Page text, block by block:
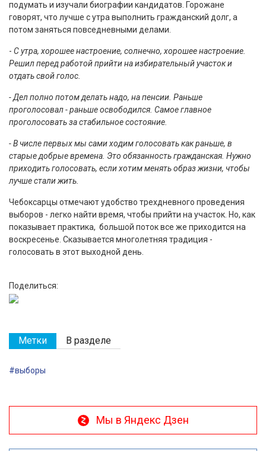
подумать и изучали биографии кандидатов. Горожане
говорят, что лучше с утра выполнить гражданский долг, а
потом заняться повседневными делами.
- С утра, хорошее настроение, солнечно, хорошее настроение.
Решил перед работой прийти на избирательный участок и
отдать свой голос.
- Дел полно потом делать надо, на пенсии. Раньше
проголосовал - раньше освободился. Самое главное
проголосовать за стабильное состояние.
- В числе первых мы сами ходим голосовать как раньше, в
старые добрые времена. Это обязанность гражданская. Нужно
приходить голосовать, если хотим менять образ жизни, чтобы
лучше стали жить.
Чебоксарцы отмечают удобство трехдневного проведения
выборов - легко найти время, чтобы прийти на участок. Но, как
показывает практика, большой поток все же приходится на
воскресенье. Сказывается многолетняя традиция -
голосовать в этот выходной день.
Поделиться:
Метки В разделе
#выборы
Мы в Яндекс Дзен